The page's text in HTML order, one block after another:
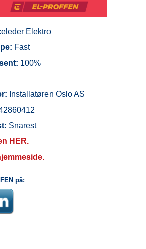
Elektro
Fast
100%
Installatøren Oslo AS
Snarest
HER.
på: